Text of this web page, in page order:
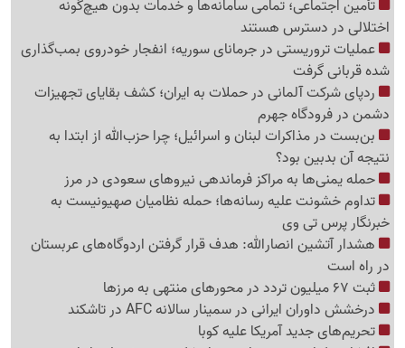
تأمین اجتماعی؛ تمامی سامانه‌ها و خدمات بدون هیچ‌گونه
اختلالی در دسترس هستند
عملیات تروریستی در جرمانای سوریه؛ انفجار خودروی بمب‌گذاری
شده قربانی گرفت
ردپای شرکت آلمانی در حملات به ایران؛ کشف بقایای تجهیزات
دشمن در فرودگاه جهرم
بن‌بست در مذاکرات لبنان و اسرائیل؛ چرا حزب‌الله از ابتدا به
نتیجه آن بدبین بود؟
حمله یمنی‌ها به مراکز فرماندهی نیروهای سعودی در مرز
تداوم خشونت علیه رسانه‌ها؛ حمله نظامیان صهیونیست به
خبرنگار پرس تی وی
هشدار آتشین انصارالله: هدف قرار گرفتن اردوگاه‌های عربستان
در راه است
ثبت 67 میلیون تردد در محورهای منتهی به مرزها
درخشش داوران ایرانی در سمینار سالانه AFC در تاشکند
تحریم‌های جدید آمریکا علیه کوبا